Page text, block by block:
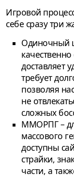
Игровой
себе сразу три
Одиночный
доставляет
требует
позволяя
не
сложных
ММОРПГ –
массового
доступны
страйки,
части, а